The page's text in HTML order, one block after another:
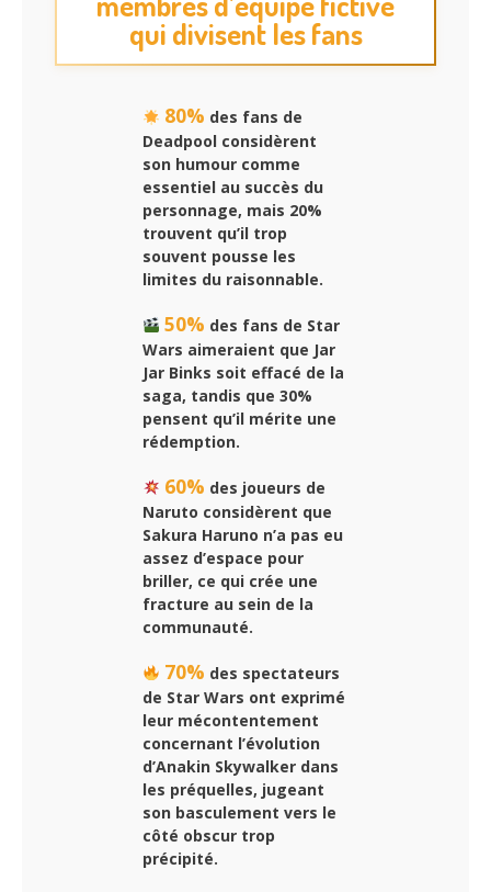
qui divisent les fans
80% des fans de
Deadpool considèrent
son humour comme
essentiel au succès du
personnage, mais 20%
trouvent qu’il trop
souvent pousse les
limites du raisonnable.
50% des fans de Star
Wars aimeraient que Jar
Jar Binks soit effacé de la
saga, tandis que 30%
pensent qu’il mérite une
rédemption.
60% des joueurs de
Naruto considèrent que
Sakura Haruno n’a pas eu
assez d’espace pour
briller, ce qui crée une
fracture au sein de la
communauté.
70% des spectateurs
de Star Wars ont exprimé
leur mécontentement
concernant l’évolution
d’Anakin Skywalker dans
les préquelles, jugeant
son basculement vers le
côté obscur trop
précipité.